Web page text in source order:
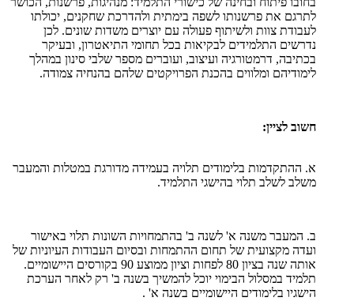
לתרגם את פרשנותו לשפה בימתית ולהדרכת שחקנים, יכולתו
לעבודת צוות ולשיתוף פעולה עם יוצרים משדות שונים. לכן
נדרשים התלמידים לבקיאות בכל תחומי התיאטרון, ובעיקר
בכתיבה, דרמטורגיה ועיצוב, ועוברים מספר שלבי סינון במהלך
לימודיהם ומלווים בהכנת הפרויקטים שלהם בהנחיה צמודה.
חשוב לציין:
א. ההתקדמות בלימודים תלויה בעמידה מדורגת במטלות והמעבר
משלב לשלב תלוי בהישגי התלמיד.
ב. המעבר משנה א' לשנה ב' בהתמחויות השונות תלוי באישור
ועדה מקצועית של תחום ההתמחות ובסיום העבודות העיוניות של
אותה שנה בציון 80 לפחות וציון ממוצע 90 בקורסים היישומיים.
תלמיד במסלול הבימוי יוכל להמשיך בשנה ב' רק לאחר הערכת
הישגיו בלימודים היישומיים בשנה א' .